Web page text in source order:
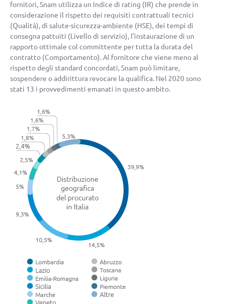
fornitori, Snam utilizza un Indice di rating (IR) che prende in
considerazione il rispetto dei requisiti contrattuali tecnici
(Qualità), di salute-sicurezza-ambiente (HSE), dei tempi di
consegna pattuiti (Livello di servizio), l’instaurazione di un
rapporto ottimale col committente per tutta la durata del
contratto (Comportamento). Al fornitore che viene meno al
rispetto degli standard concordati, Snam può limitare,
sospendere o addirittura revocare la qualifica. Nel 2020 sono
stati 13 i provvedimenti emanati in questo ambito.